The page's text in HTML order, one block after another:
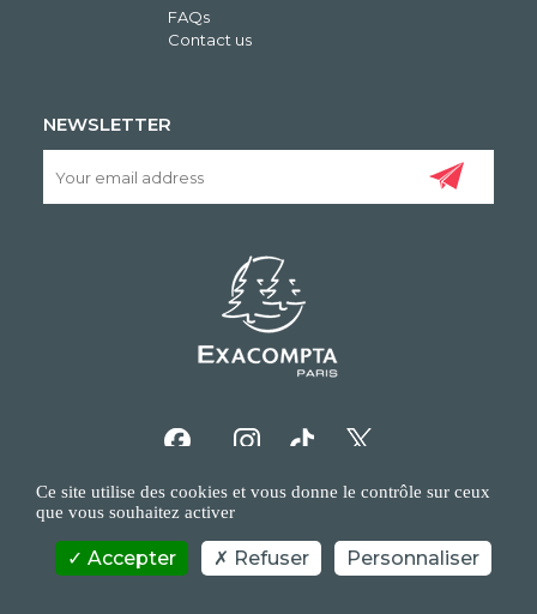
FAQs
Contact us
NEWSLETTER
COPYRIGHT/IP POLICY PERSONAL DATA POLICY CONTACT US
Ce site utilise des cookies et vous donne le contrôle sur ceux
que vous souhaitez activer
Accepter Refuser Personnaliser